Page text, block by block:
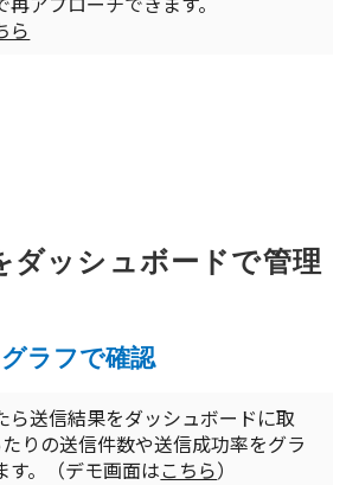
ら
ダッシュボードで管理
ラフで確認
ら送信結果をダッシュボードに取
りの送信件数や送信成功率をグラ
す。（デモ画面はこちら）